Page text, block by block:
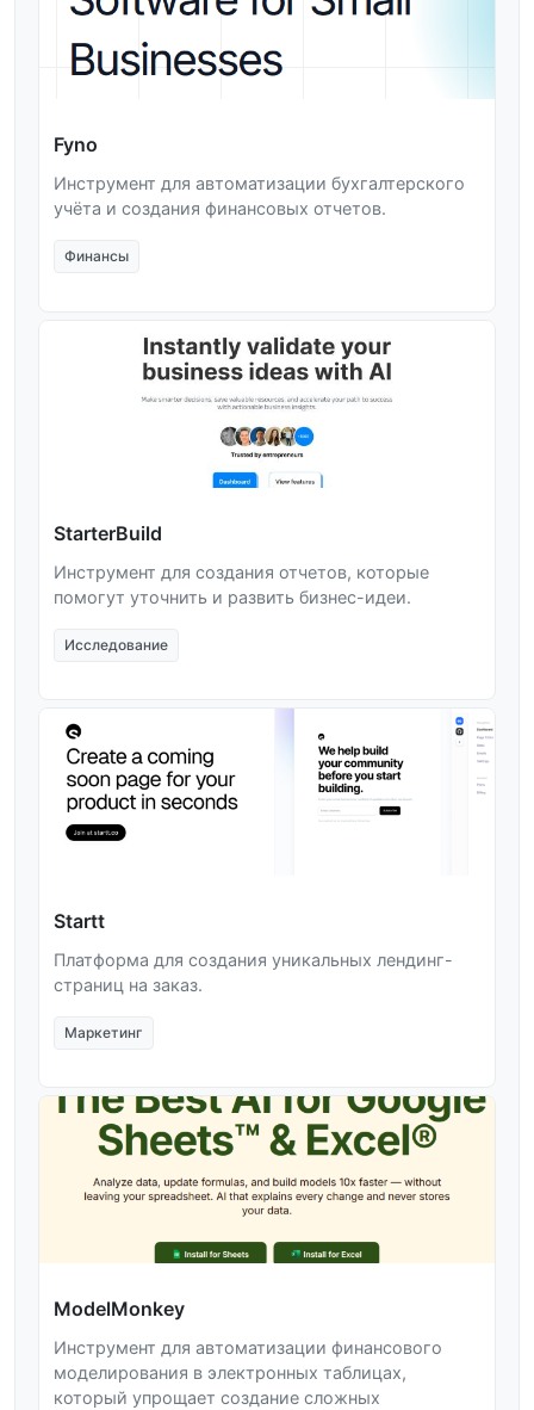
Fyno
Инструмент для автоматизации бухгалтерского
учёта и создания финансовых отчетов.
Финансы
StarterBuild
Инструмент для создания отчетов, которые
помогут уточнить и развить бизнес-идеи.
Исследование
Startt
Платформа для создания уникальных лендинг-
страниц на заказ.
Маркетинг
ModelMonkey
Инструмент для автоматизации финансового
моделирования в электронных таблицах,
который упрощает создание сложных